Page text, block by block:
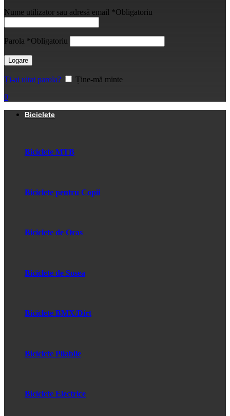
Nume utilizator sau adresă email *Obligatoriu
Parola *Obligatoriu
Logare
Ți-ai uitat parola?
Ține-mă minte
0
Biciclete
Biciclete MTB
Biciclete pentru Copii
Biciclete de Oras
Biciclete de Sosea
Biciclete BMX/Dirt
Biciclete Pliabile
Biciclete Electrice